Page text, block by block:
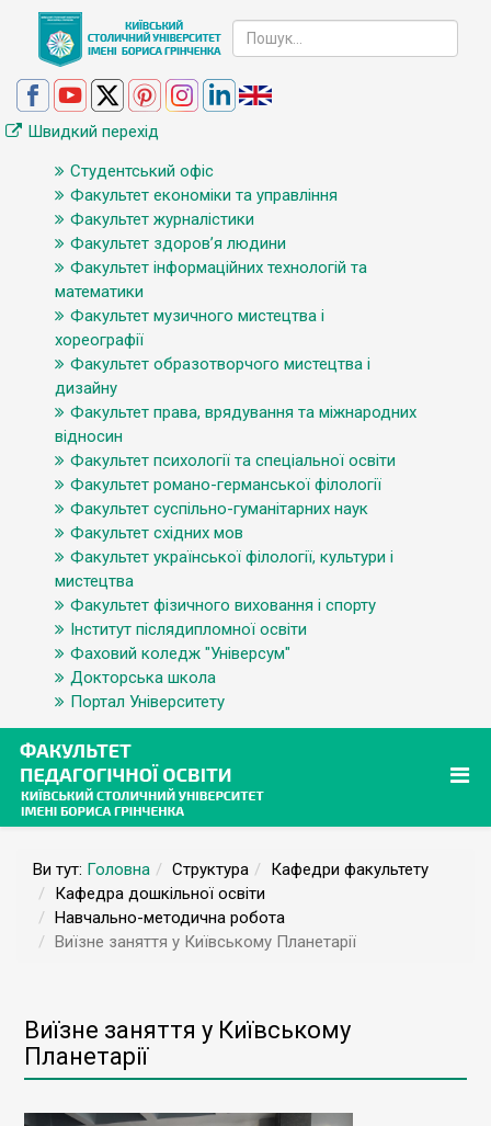
Швидкий перехід
Студентський офіс
Факультет економіки та управління
Факультет журналістики
Факультет здоров’я людини
Факультет інформаційних технологій та
математики
Факультет музичного мистецтва і
хореографії
Факультет образотворчого мистецтва і
дизайну
Факультет права, врядування та міжнародних
відносин
Факультет психології та спеціальної освіти
Факультет романо-германської філології
Факультет суспільно-гуманітарних наук
Факультет східних мов
Факультет української філології, культури і
мистецтва
Факультет фізичного виховання і спорту
Інститут післядипломної освіти
Фаховий коледж "Універсум"
Докторська школа
Портал Університету
Ви тут: Головна Структура
Кафедри факультету
Кафедра дошкільної освіти
Навчально-методична робота
Виїзне заняття у Київському Планетарії
Виїзне заняття у Київському
Планетарії